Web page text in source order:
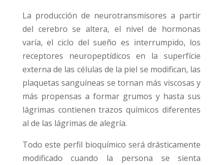
La producción de neurotransmisores a partir
del cerebro se altera, el nivel de hormonas
varía, el ciclo del sueño es interrumpido, los
receptores neuropeptídicos en la superfície
externa de las células de la piel se modifican, las
plaquetas sanguíneas se tornan más viscosas y
más propensas a formar grumos y hasta sus
lágrimas contienen trazos químicos diferentes
al de las lágrimas de alegría.
Todo este perfil bioquímico será drásticamente
modificado cuando la persona se sienta